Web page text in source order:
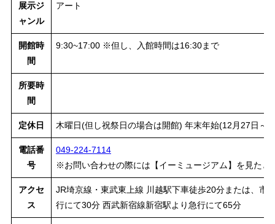
展示ジ
ャンル
アート
開館時
間
9:30~17:00 ※但し、入館時間は16:30まで
所要時
間
定休日 木曜日(但し祝祭日の場合は開館) 年末年始(12月27日～
電話番
号
049-224-7114
※お問い合わせの際には【イーミュージアム】を見たと
アクセ
ス
JR埼京線・東武東上線 川越駅下車徒歩20分または、市
行にて30分 西武新宿線新宿駅より急行にて65分